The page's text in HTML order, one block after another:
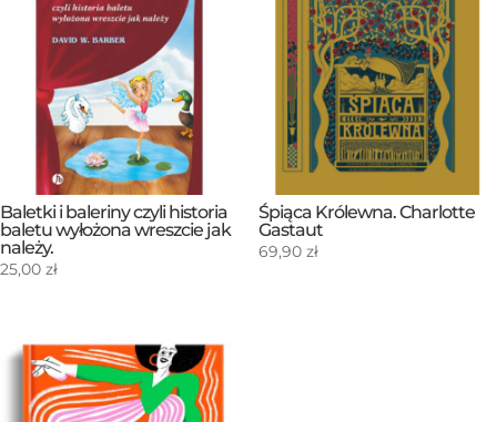
Baletki i baleriny czyli historia
baletu wyłożona wreszcie jak
należy.
25,00 zł
Śpiąca Królewna. Charlotte
Gastaut
69,90 zł